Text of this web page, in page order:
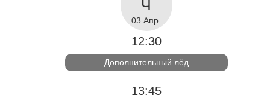
03 Апр.
12:30
Дополнительный лёд
13:45